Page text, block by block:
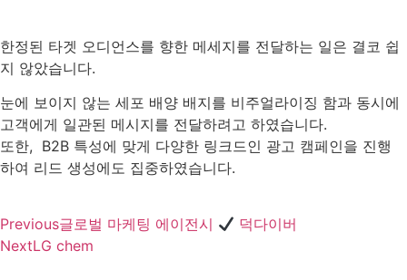
한정된 타겟 오디언스를 향한 메세지를 전달하는 일은 결코 쉽
지 않았습니다.
눈에 보이지 않는 세포 배양 배지를 비주얼라이징 함과 동시에
고객에게 일관된 메시지를 전달하려고 하였습니다.
또한, B2B 특성에 맞게 다양한 링크드인 광고 캠페인을 진행
하여 리드 생성에도 집중하였습니다.
Previous글로벌 마케팅 에이전시
덕다이버
NextLG chem